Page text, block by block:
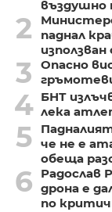
въздушно
2
паднал
3
Опасно
4 БНТ
лека
5 че не е
обеща
6
Радослав
дрона е
по